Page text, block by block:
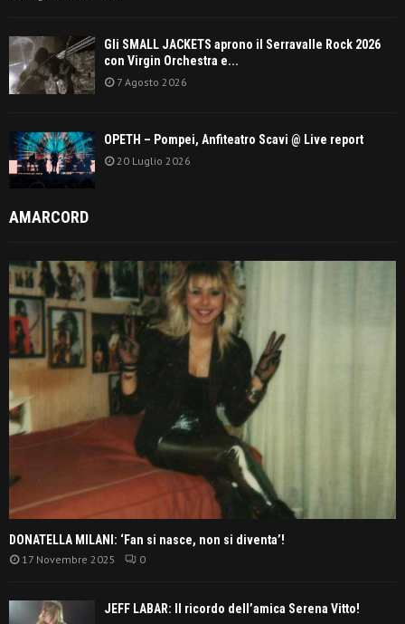
Gli SMALL JACKETS aprono il Serravalle Rock 2026
con Virgin Orchestra e...
7 Agosto 2026
OPETH – Pompei, Anfiteatro Scavi @ Live report
20 Luglio 2026
AMARCORD
DONATELLA MILANI: ‘Fan si nasce, non si diventa’!
17 Novembre 2025 0
JEFF LABAR: Il ricordo dell’amica Serena Vitto!